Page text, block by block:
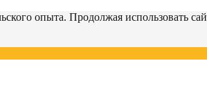
опыта. Продолжая использовать